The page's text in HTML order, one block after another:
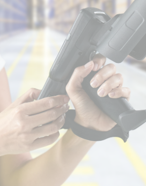
nos solutions et technologies
sur mesure :
en passant par les inventaires
étape pour une efficacité
;